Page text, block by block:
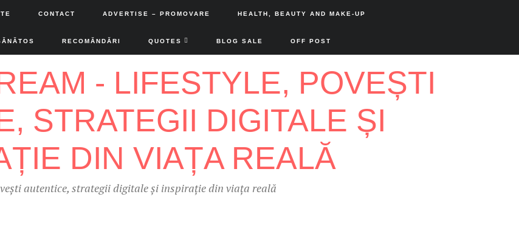
CONTACT ADVERTISE – PROMOVARE HEALTH, BEAUTY AND MAKE-UP
RECOMĂNDĂRI QUOTES BLOG SALE OFF POST
autentice, strategii digitale și inspirație din viața reală